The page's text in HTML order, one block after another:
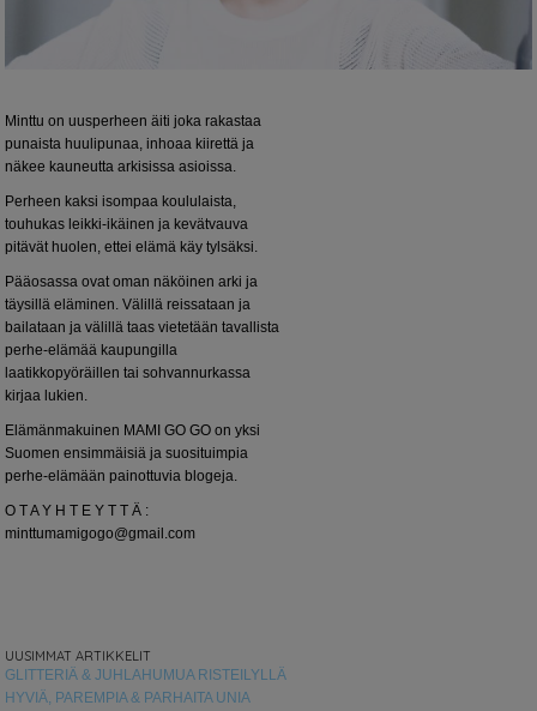
Minttu on uusperheen äiti joka rakastaa
punaista huulipunaa, inhoaa kiirettä ja
näkee kauneutta arkisissa asioissa.
Perheen kaksi isompaa koululaista,
touhukas leikki-ikäinen ja kevätvauva
pitävät huolen, ettei elämä käy tylsäksi.
Pääosassa ovat oman näköinen arki ja
täysillä eläminen. Välillä reissataan ja
bailataan ja välillä taas vietetään tavallista
perhe-elämää kaupungilla
laatikkopyöräillen tai sohvannurkassa
kirjaa lukien.
Elämänmakuinen MAMI GO GO on yksi
Suomen ensimmäisiä ja suosituimpia
perhe-elämään painottuvia blogeja.
O T A Y H T E Y T T Ä :
minttumamigogo@gmail.com
UUSIMMAT ARTIKKELIT
GLITTERIÄ & JUHLAHUMUA RISTEILYLLÄ
HYVIÄ, PAREMPIA & PARHAITA UNIA